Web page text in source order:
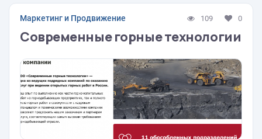
Маркетинг и Продвижение 109 0
Современные горные технологии